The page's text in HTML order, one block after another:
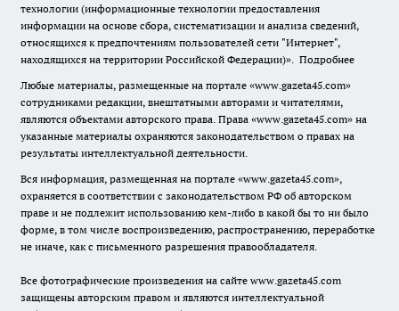
технологии (информационные технологии предоставления
информации на основе сбора, систематизации и анализа сведений,
относящихся к предпочтениям пользователей сети "Интернет",
находящихся на территории Российской Федерации)». Подробнее
Любые материалы, размещенные на портале «www.gazeta45.com»
сотрудниками редакции, внештатными авторами и читателями,
являются объектами авторского права. Права «www.gazeta45.com» на
указанные материалы охраняются законодательством о правах на
результаты интеллектуальной деятельности.
Вся информация, размещенная на портале «www.gazeta45.com»,
охраняется в соответствии с законодательством РФ об авторском
праве и не подлежит использованию кем-либо в какой бы то ни было
форме, в том числе воспроизведению, распространению, переработке
не иначе, как с письменного разрешения правообладателя.
Все фотографические произведения на сайте www.gazeta45.com
защищены авторским правом и являются интеллектуальной